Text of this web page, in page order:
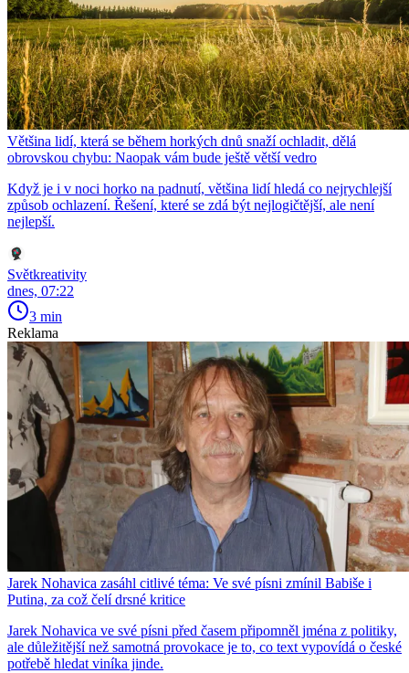
Většina lidí, která se během horkých dnů snaží ochladit, dělá
obrovskou chybu: Naopak vám bude ještě větší vedro
Když je i v noci horko na padnutí, většina lidí hledá co nejrychlejší
způsob ochlazení. Řešení, které se zdá být nejlogičtější, ale není
nejlepší.
Světkreativity
dnes, 07:22
3 min
Reklama
Jarek Nohavica zasáhl citlivé téma: Ve své písni zmínil Babiše i
Putina, za což čelí drsné kritice
Jarek Nohavica ve své písni před časem připomněl jména z politiky,
ale důležitější než samotná provokace je to, co text vypovídá o české
potřebě hledat viníka jinde.